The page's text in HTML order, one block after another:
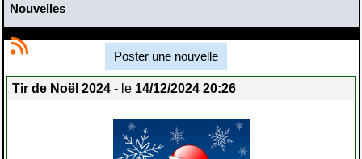
Nouvelles
Poster une nouvelle
Tir de Noël 2024 - le 14/12/2024 20:26